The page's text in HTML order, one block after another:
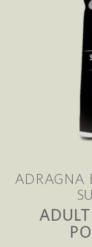
ADRAGNA